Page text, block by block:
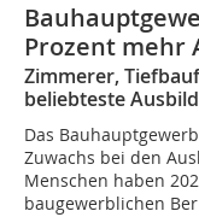
Prozent mehr
Zimmerer,
beliebteste
Das
Zuwachs bei den
Menschen haben
baugewerblichen